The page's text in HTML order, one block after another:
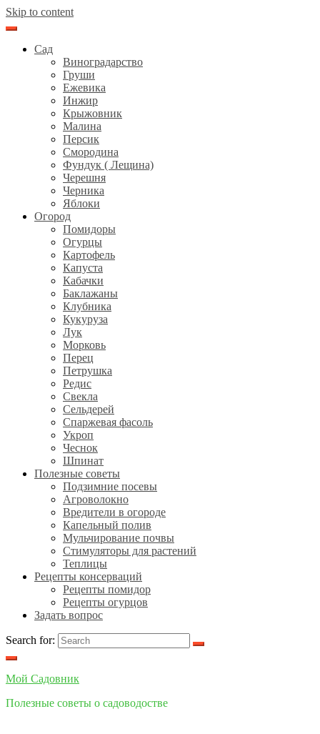
Skip to content
Сад
Виноградарство
Груши
Ежевика
Инжир
Крыжовник
Малина
Персик
Смородина
Фундук ( Лещина)
Черешня
Черника
Яблоки
Огород
Помидоры
Огурцы
Картофель
Капуста
Кабачки
Баклажаны
Клубника
Кукуруза
Лук
Морковь
Перец
Петрушка
Редис
Свекла
Сельдерей
Спаржевая фасоль
Укроп
Чеснок
Шпинат
Полезные советы
Подзимние посевы
Агроволокно
Вредители в огороде
Капельный полив
Мульчирование почвы
Стимуляторы для растений
Теплицы
Рецепты консерваций
Рецепты помидор
Рецепты огурцов
Задать вопрос
Search for:
Мой Cадовник
Полезные советы о садоводостве